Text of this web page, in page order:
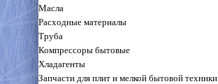
Масла
Расходные материалы
Труба
Компрессоры бытовые
Хладагенты
Запчасти для плит и мелкой бытовой техники